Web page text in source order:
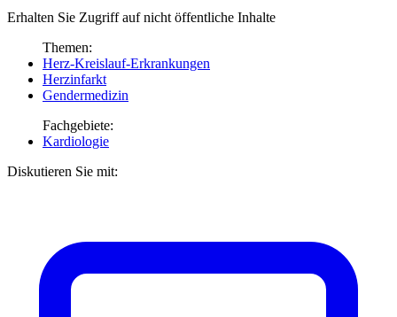
Erhalten Sie Zugriff auf nicht öffentliche Inhalte
Themen:
Herz-Kreislauf-Erkrankungen
Herzinfarkt
Gendermedizin
Fachgebiete:
Kardiologie
Diskutieren Sie mit: